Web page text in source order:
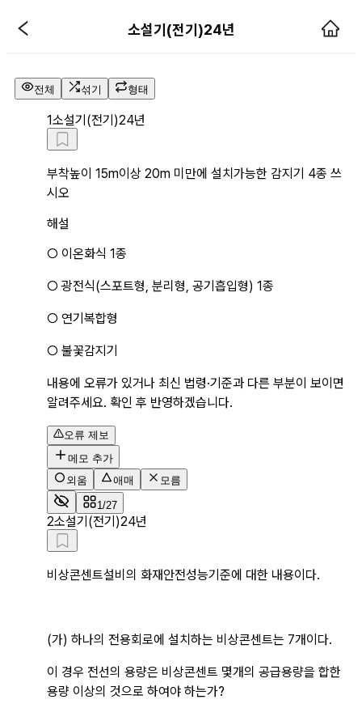
소설기(전기)24년 해설 페이지
소설기(전기)24년
전체 섞기 형태
1소설기(전기)24년
부착높이 15m이상 20m 미만에 설치가능한 감지기 4종 쓰
시오
해설
○ 이온화식 1종
○ 광전식(스포트형, 분리형, 공기흡입형) 1종
○ 연기복합형
○ 불꽃감지기
내용에 오류가 있거나 최신 법령·기준과 다른 부분이 보이면
알려주세요. 확인 후 반영하겠습니다.
오류 제보
메모 추가
외움
애매 모름
1/27
2소설기(전기)24년
비상콘센트설비의 화재안전성능기준에 대한 내용이다.
(가) 하나의 전용회로에 설치하는 비상콘센트는 7개이다.
이 경우 전선의 용량은 비상콘센트 몇개의 공급용량을 합한
용량 이상의 것으로 하여야 하는가?